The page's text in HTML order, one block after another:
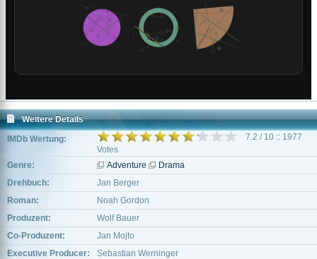
Weitere Details
IMDb Wertung:
7.2 / 10 :: 1977
Votes
Genre:
Adventure
Drama
Drehbuch:
Jan Berger
Roman:
Noah Gordon
Produzent:
Wolf Bauer
Co-Produzent:
Jan Mojto
Executive Producer:
Sebastian Werninger